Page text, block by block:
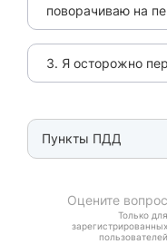
поворачиваю на
3. Я осторожно
Пункты ПДД
Оцените вопрос
Только для
зарегистрированных
пользователей